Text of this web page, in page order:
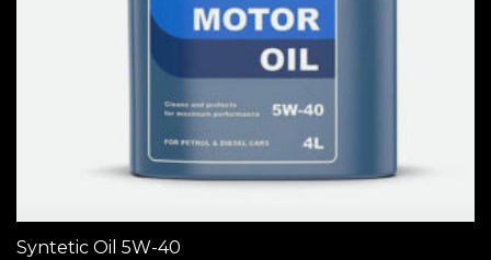
Syntetic Oil 5W-40